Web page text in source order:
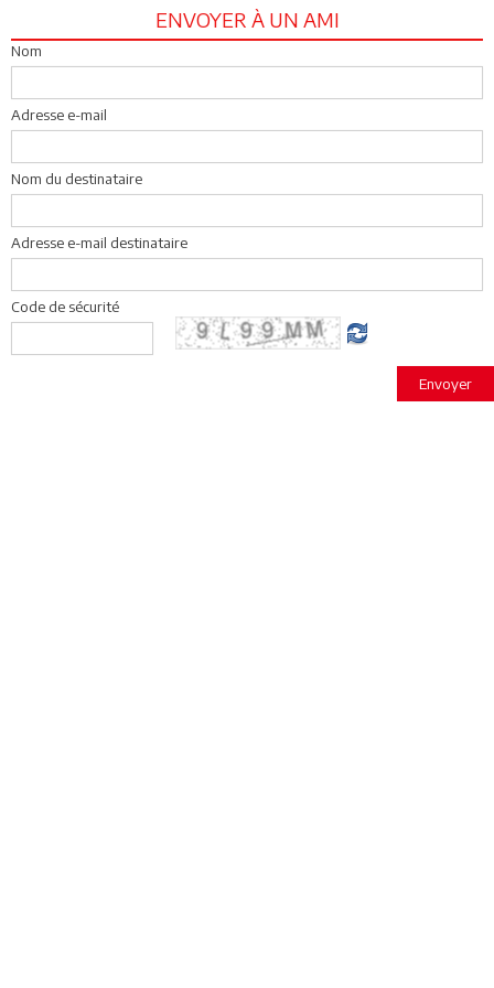
ENVOYER À UN AMI
Nom
Adresse e-mail
Nom du destinataire
Adresse e-mail destinataire
Code de sécurité
Envoyer